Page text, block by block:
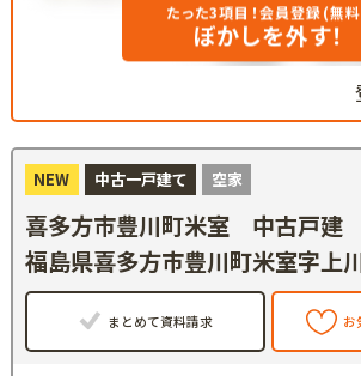
たった3項目！会員登録(無
ぼかしを外す！
NEW 中古一戸建て 空家
喜多方市豊川町米室 中古戸建
福島県喜多方市豊川町米室字上
まとめて資料請求 お